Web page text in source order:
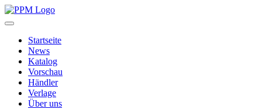
Startseite
News
Katalog
Vorschau
Händler
Verlage
Über uns